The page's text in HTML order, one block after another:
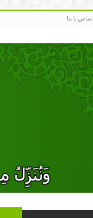
تماس با ما